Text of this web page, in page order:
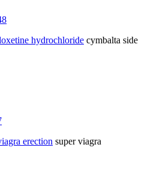
hydrochloride cymbalta side
erection super viagra